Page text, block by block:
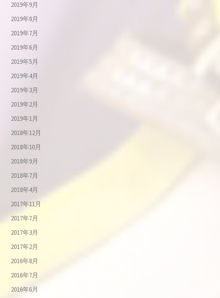
2019年9月
2019年8月
2019年7月
2019年6月
2019年5月
2019年4月
2019年3月
2019年2月
2019年1月
2018年12月
2018年10月
2018年9月
2018年7月
2018年4月
2017年11月
2017年7月
2017年3月
2017年2月
2016年8月
2016年7月
2016年6月